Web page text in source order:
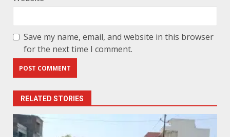
Save my name, email, and website in this browser
for the next time I comment.
RELATED STORIES